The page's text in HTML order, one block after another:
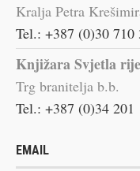
Kralja Petra
Tel.: +387 (0)30 710
Knjižara Svjetla
Trg branitelja b.b.
Tel.: +387 (0)34 201
EMAIL